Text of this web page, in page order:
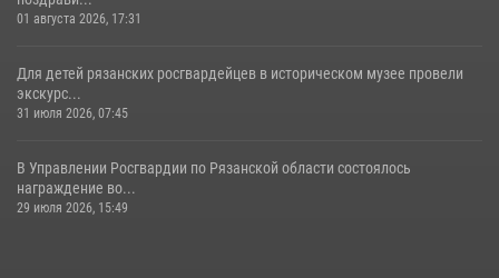
01 августа 2026, 17:31
Для детей рязанских росгвардейцев в историческом музее провели
экскурс...
31 июля 2026, 07:45
В Управлении Росгвардии по Рязанской области состоялось
награждение во...
29 июля 2026, 15:49